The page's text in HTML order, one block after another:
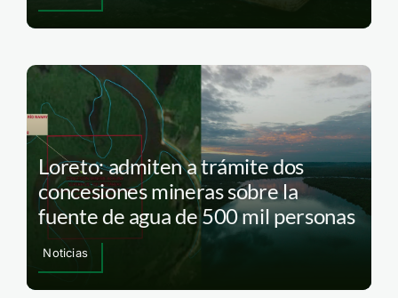
Loreto: admiten a trámite dos
concesiones mineras sobre la
fuente de agua de 500 mil personas
Noticias